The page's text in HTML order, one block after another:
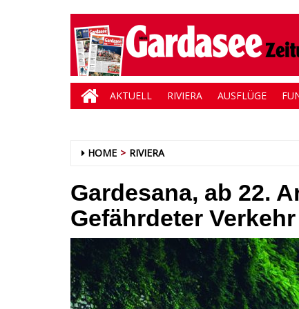
AKTUELL RIVIERA AUSFLÜGE
HOME RIVIERA
Gardesana, ab 22.
Gefährdeter